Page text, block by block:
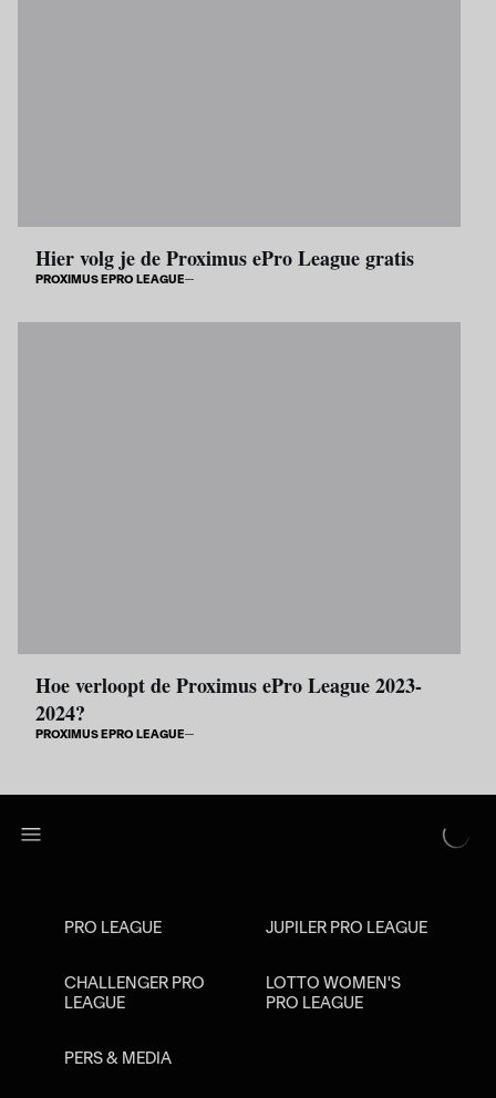
Hier volg je de Proximus ePro League gratis
PROXIMUS EPRO LEAGUE
Hoe verloopt de Proximus ePro League 2023-
2024?
PROXIMUS EPRO LEAGUE
PRO LEAGUE JUPILER PRO LEAGUE
CHALLENGER PRO
LEAGUE
LOTTO WOMEN'S
PRO LEAGUE
PERS & MEDIA